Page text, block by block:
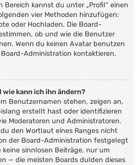
Bereich kannst du unter „Profil“ einen
vier Methoden hinzufügen:
oder Hochladen. Die Board-
ob und wie die Benutzer
Wenn du keinen Avatar benutzen
Administration kontaktieren.
wie kann ich ihn ändern?
Benutzernamen stehen, zeigen an,
erstellt hast oder identifizieren
Moderatoren und Administratoren.
den Wortlaut eines Ranges nicht
der Board-Administration festgelegt
sinnlosen Beiträge, nur um
— die meisten Boards dulden dieses